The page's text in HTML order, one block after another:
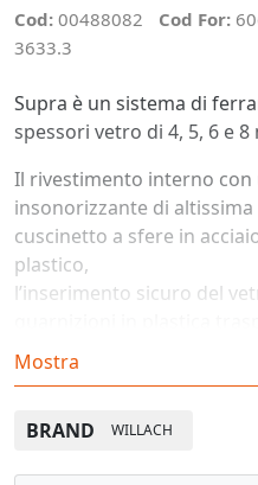
Cod: 00488082 Cod For:
3633.3
Supra è un sistema di
spessori vetro di 4, 5, 6 e 8
Il rivestimento interno
insonorizzante di
cuscinetto a sfere in
plastico,
l’inserimento sicuro del
antieffrazione nella guida
funzionamento perfetto,
Mostra
BRAND WILLACH